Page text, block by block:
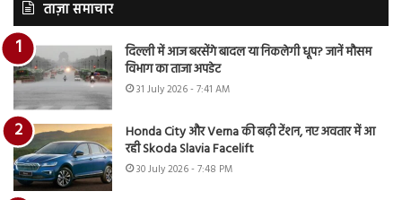
ताज़ा समाचार
दिल्ली में आज बरसेंगे बादल या निकलेगी धूप? जानें मौसम
विभाग का ताजा अपडेट
31 July 2026 - 7:41 AM
Honda City और Verna की बढ़ी टेंशन, नए अवतार में आ
रही Skoda Slavia Facelift
30 July 2026 - 7:48 PM